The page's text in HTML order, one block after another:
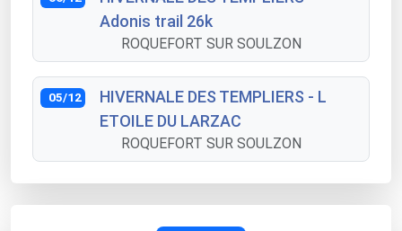
Adonis trail 26k
ROQUEFORT SUR SOULZON
05/12
HIVERNALE DES TEMPLIERS - L
ETOILE DU LARZAC
ROQUEFORT SUR SOULZON